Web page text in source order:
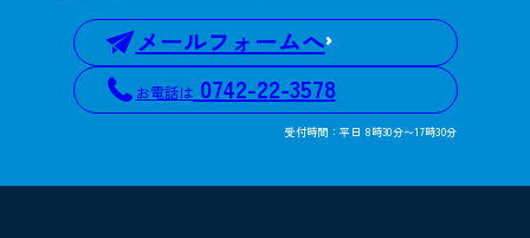
メールフォームへ
お電話は0742-22-3578
受付時間：平日 8時30分〜17時30分